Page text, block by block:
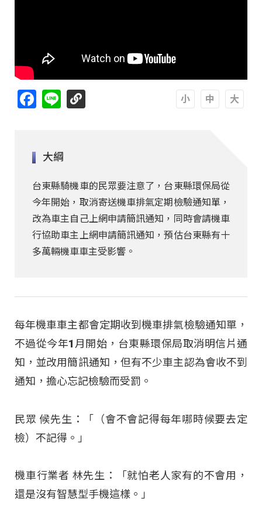
Facebook
Line
大綱
台東縣騎機車的民眾要注意了，台東縣環保局從
今年開始，取消寄送機車排氣定期檢驗通知單，
改為車主自己上網申請簡訊通知，同時會請機車
行協助車主上網申請簡訊通知，預估台東縣有十
多萬輛機車車主受影響。
每年機車車主都會定期收到機車排氣檢驗通知單，
不過從今年1月開始，台東縣環保局取消明信片通
知，並改用簡訊通知，但有不少車主認為會收不到
通知，擔心忘記檢驗而受罰。
民眾 候先生：「（會不會記得每年哪時候要去定
檢）不記得。」
機車行業者 林先生：「就怕老人家有的不會用，
還是沒有智慧型手機這樣。」